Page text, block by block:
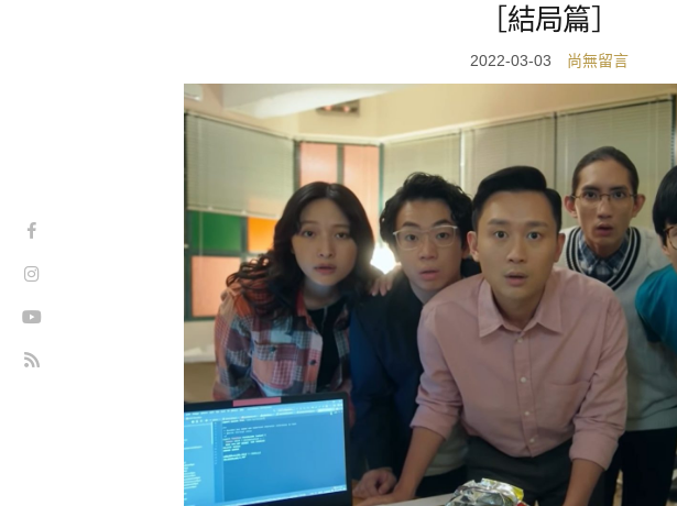
［結局篇］
2022-03-03 尚無留言